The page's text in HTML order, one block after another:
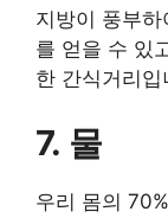
지방이 풍부
를 얻을 수 있
한 간식거리입
7. 물
우리 몸의